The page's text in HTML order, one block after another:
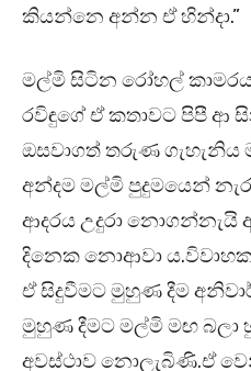
කියන්නෙ අන්න ඒ හින්දා.”
මල්මි සිටින රෝහල්
රවිඳුගේ ඒ කතාවට පිපී ආ
ඔසවාගත් තරුණ ගැහැනිය
අන්දම මල්මි පුදුමයෙන්
ආදරය උදුරා නොගන්නැයි
දිනෙක නොආවා
ඒ සිදුවීමට මුහුණ දීම
මුහුණ දීමට මල්මි මඟ
අවස්ථාව නොලැබිණි.ඒ